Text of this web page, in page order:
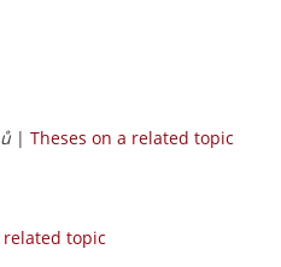
| Theses on a related topic
related topic